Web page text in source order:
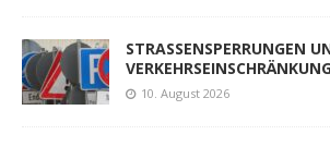
STRASSENSPERRUNGEN
10. August 2026